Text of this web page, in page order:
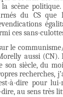
scène
du CS
ces sans-
le
aussi
son siècle, du
recherches,
à-dire pour
au sens très